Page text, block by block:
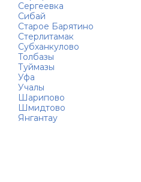
Сергеевка
Сибай
Старое Барятино
Стерлитамак
Субханкулово
Толбазы
Туймазы
Уфа
Учалы
Шарипово
Шмидтово
Янгантау